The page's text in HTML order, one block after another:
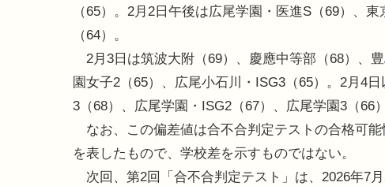
（65）。2月2日午後は広尾学園・医進S（69）、
（64）。
2月3日は筑波大附（69）、慶應中等部（68）、
園女子2（65）、広尾小石川・ISG3（65）。2月4
3（68）、広尾学園・ISG2（67）、広尾学園3（66
なお、この偏差値は合不合判定テストの合格可能
を表したもので、学校差を示すものではない。
次回、第2回「合不合判定テスト」は、2026年7